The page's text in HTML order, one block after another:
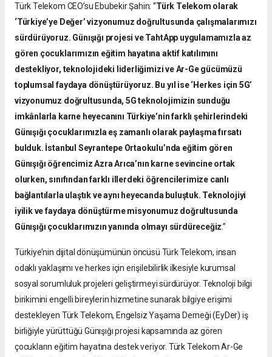
Türk Telekom CEO’su Ebubekir Şahin: “Türk Telekom olarak
‘Türkiye’ye Değer’ vizyonumuz doğrultusunda çalışmalarımızı
sürdürüyoruz. Günışığı projesi ve TahtApp uygulamamızla az
gören çocuklarımızın eğitim hayatına aktif katılımını
destekliyor, teknolojideki liderliğimizi ve Ar-Ge gücümüzü
toplumsal faydaya dönüştürüyoruz. Bu yıl ise ‘Herkes için 5G’
vizyonumuz doğrultusunda, 5G teknolojimizin sunduğu
imkânlarla karne heyecanını Türkiye’nin farklı şehirlerindeki
Günışığı çocuklarımızla eş zamanlı olarak paylaşma fırsatı
bulduk. İstanbul Seyrantepe Ortaokulu’nda eğitim gören
Günışığı öğrencimiz Azra Arıca’nın karne sevincine ortak
olurken, sınıfından farklı illerdeki öğrencilerimize canlı
bağlantılarla ulaştık ve aynı heyecanda buluştuk. Teknolojiyi
iyilik ve faydaya dönüştürme misyonumuz doğrultusunda
Günışığı çocuklarımızın yanında olmayı sürdüreceğiz.”
Türkiye’nin dijital dönüşümünün öncüsü Türk Telekom, insan
odaklı yaklaşımı ve herkes için erişilebilirlik ilkesiyle kurumsal
sosyal sorumluluk projeleri geliştirmeyi sürdürüyor. Teknoloji bilgi
birikimini engelli bireylerin hizmetine sunarak bilgiye erişimi
destekleyen Türk Telekom, Engelsiz Yaşama Derneği (EyDer) iş
birliğiyle yürüttüğü Günışığı projesi kapsamında az gören
çocukların eğitim hayatına destek veriyor. Türk Telekom Ar-Ge